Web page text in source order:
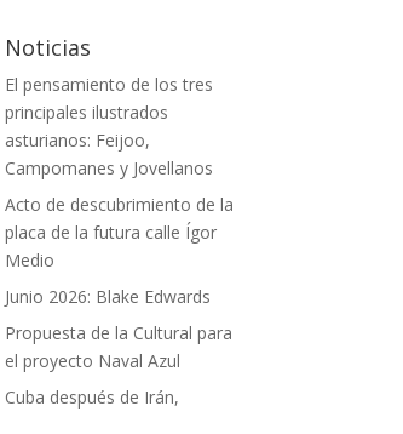
Noticias
El pensamiento de los tres
principales ilustrados
asturianos: Feijoo,
Campomanes y Jovellanos
Acto de descubrimiento de la
placa de la futura calle Ígor
Medio
Junio 2026: Blake Edwards
Propuesta de la Cultural para
el proyecto Naval Azul
Cuba después de Irán,